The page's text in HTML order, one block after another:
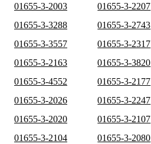
01655-3-2003
01655-3-2207
01655-3-3288
01655-3-2743
01655-3-3557
01655-3-2317
01655-3-2163
01655-3-3820
01655-3-4552
01655-3-2177
01655-3-2026
01655-3-2247
01655-3-2020
01655-3-2107
01655-3-2104
01655-3-2080